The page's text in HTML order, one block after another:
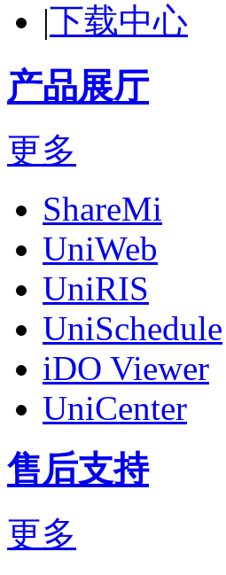
|下载中心
产品展厅
更多
ShareMi
UniWeb
UniRIS
UniSchedule
iDO Viewer
UniCenter
售后支持
更多